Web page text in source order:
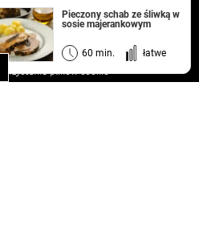
Pieczony schab ze śliwką w
sosie majerankowym
60 min. łatwe
kontakt
o prywatności
plików cookie